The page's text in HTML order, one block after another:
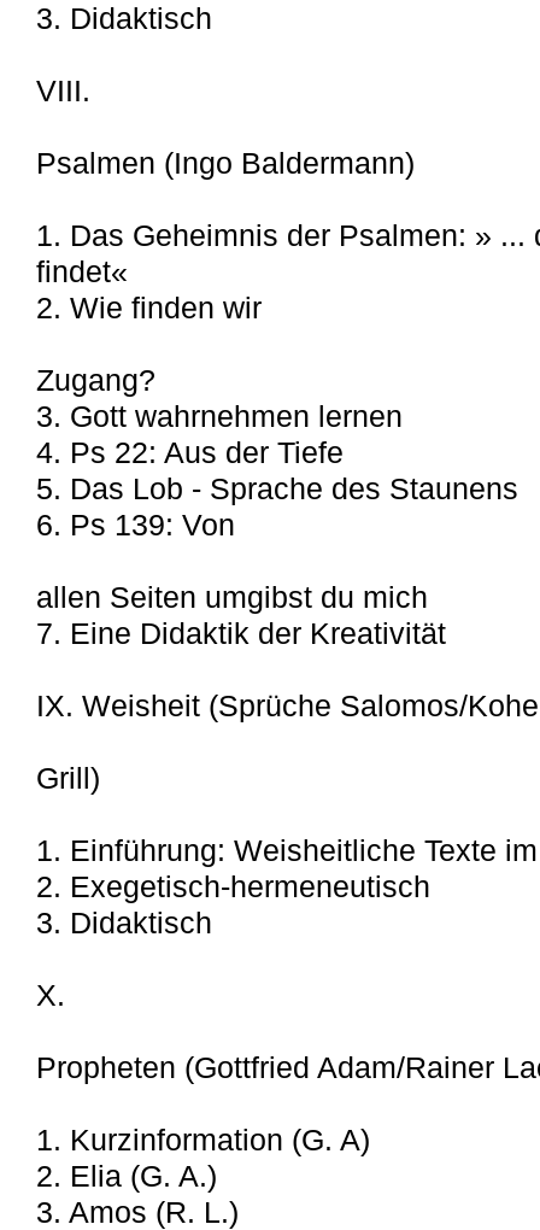
3. Didaktisch
VIII.
Psalmen (Ingo Baldermann)
1. Das Geheimnis der Psalmen: » ...
findet«
2. Wie finden wir
Zugang?
3. Gott wahrnehmen lernen
4. Ps 22: Aus der Tiefe
5. Das Lob - Sprache des Staunens
6. Ps 139: Von
allen Seiten umgibst du mich
7. Eine Didaktik der Kreativität
IX. Weisheit (Sprüche Salomos/
Grill)
1. Einführung: Weisheitliche Texte
2. Exegetisch-hermeneutisch
3. Didaktisch
X.
Propheten (Gottfried Adam/Rainer
1. Kurzinformation (G. A)
2. Elia (G. A.)
3. Amos (R. L.)